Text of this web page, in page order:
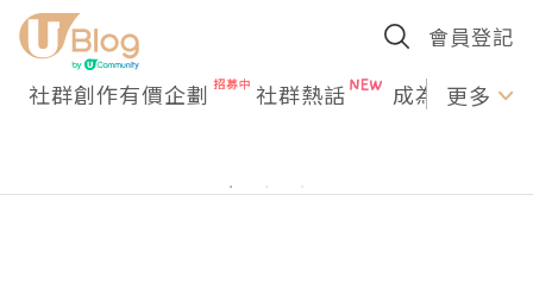
會員登記
社群創作有價企劃 社群熱話 成為U更多